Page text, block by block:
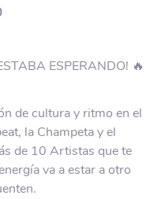
ESPERANDO! 🔥
de cultura y ritmo en el
la Champeta y el
de 10 Artistas que te
va a estar a otro